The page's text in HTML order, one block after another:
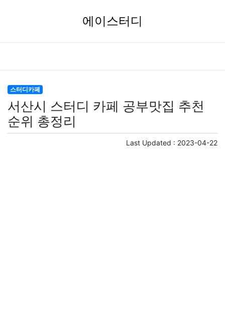
에이스터디
스터디카페
서산시 스터디 카페 공부맛집 추천
순위 총정리
Last Updated : 2023-04-22